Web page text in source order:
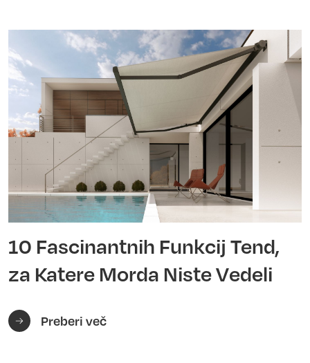
10 Fascinantnih Funkcij Tend,
za Katere Morda Niste Vedeli
Preberi več